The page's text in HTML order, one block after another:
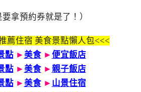
要拿預約券就是了！）
薦住宿 美食景點懶人包<<<
點 ► 美食► 便宜飯店
點 ► 美食► 親子飯店
點 ► 美食► 山景住宿